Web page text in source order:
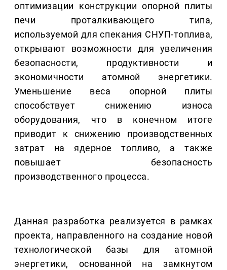
оптимизации конструкции опорной плиты
печи проталкивающего типа,
используемой для спекания СНУП-топлива,
открывают возможности для увеличения
безопасности, продуктивности и
экономичности атомной энергетики.
Уменьшение веса опорной плиты
способствует снижению износа
оборудования, что в конечном итоге
приводит к снижению производственных
затрат на ядерное топливо, а также
повышает безопасность
производственного процесса.
Данная разработка реализуется в рамках
проекта, направленного на создание новой
технологической базы для атомной
энергетики, основанной на замкнутом